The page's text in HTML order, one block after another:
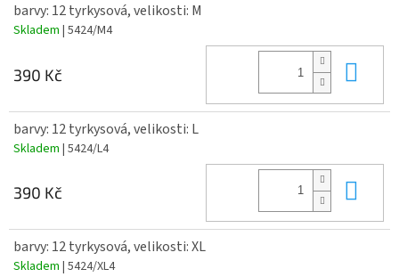
barvy: 12 tyrkysová, velikosti: M
Skladem | 5424/M4
390 Kč
barvy: 12 tyrkysová, velikosti: L
Skladem | 5424/L4
390 Kč
barvy: 12 tyrkysová, velikosti: XL
Skladem | 5424/XL4